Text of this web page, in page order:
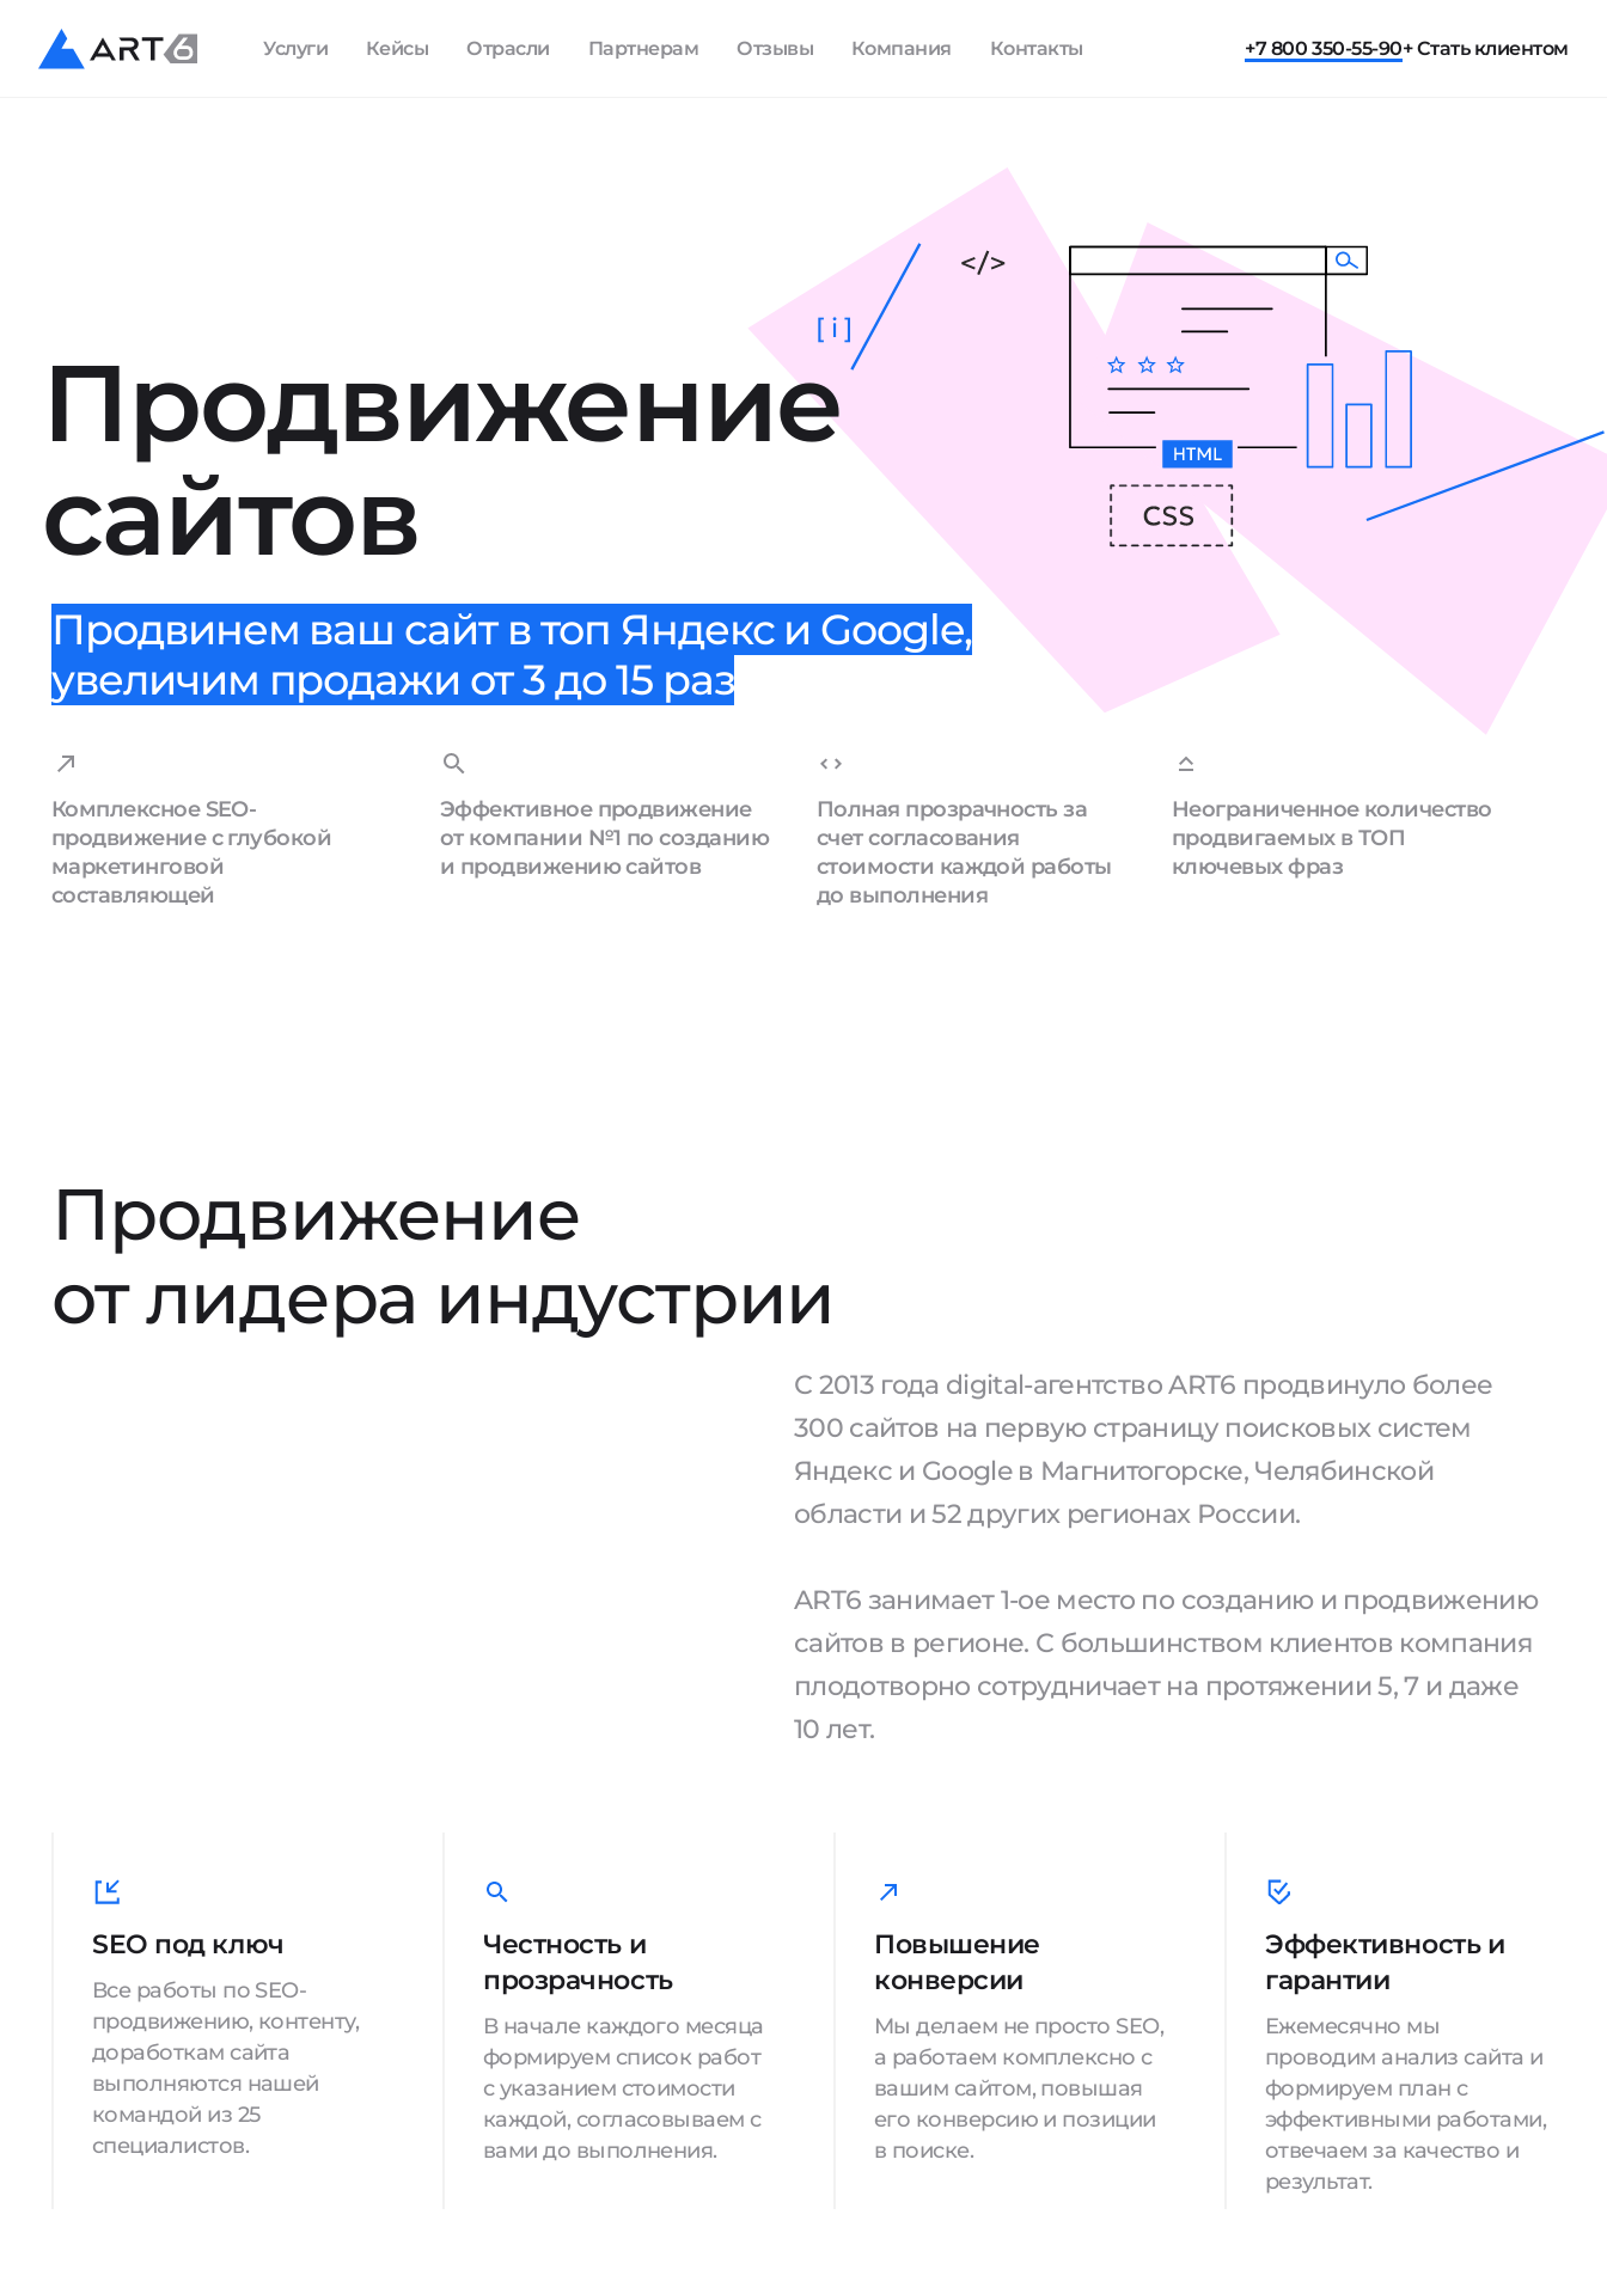
Услуги Кейсы Отрасли Партнерам Отзывы Компания Контакты +7 800 350-55-90+ Стать клиентом
Продвижение
сайтов
[ i ]
Продвинем ваш сайт в топ Яндекс и Google,
увеличим продажи от 3 до 15 раз
Комплексное SEO-
продвижение с глубокой
маркетинговой
составляющей
Эффективное продвижение
от компании №1 по созданию
и продвижению сайтов
Полная прозрачность за
счет согласования
стоимости каждой работы
до выполнения
Неограниченное количество
продвигаемых в ТОП
ключевых фраз
Продвижение
от лидера индустрии
С 2013 года digital-агентство ART6 продвинуло более
300 сайтов на первую страницу поисковых систем
Яндекс и Google в Магнитогорске, Челябинской
области и 52 других регионах России.
ART6 занимает 1-ое место по созданию и продвижению
сайтов в регионе. С большинством клиентов компания
плодотворно сотрудничает на протяжении 5, 7 и даже
10 лет.
SEO под ключ
Все работы по SEO-
продвижению, контенту,
доработкам сайта
выполняются нашей
командой из 25
специалистов.
Честность и
прозрачность
В начале каждого месяца
формируем список работ
с указанием стоимости
каждой, согласовываем с
вами до выполнения.
Повышение
конверсии
Мы делаем не просто SEO,
а работаем комплексно с
вашим сайтом, повышая
его конверсию и позиции
в поиске.
Эффективность и
гарантии
Ежемесячно мы
проводим анализ сайта и
формируем план с
эффективными работами,
отвечаем за качество и
результат.